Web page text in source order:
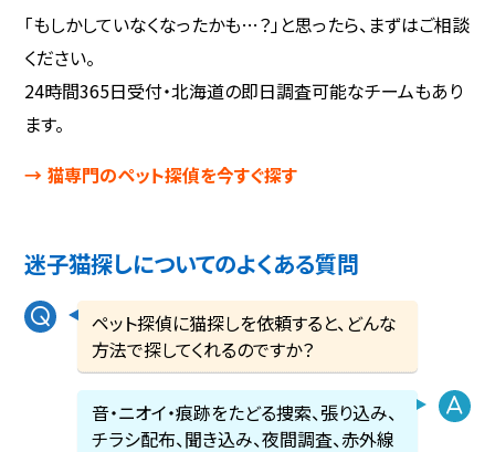
「もしかしていなくなったかも…？」と思ったら、まずはご相談
ください。
24時間365日受付・北海道の即日調査可能なチームもあり
ます。
→ 猫専門のペット探偵を今すぐ探す
迷子猫探しについてのよくある質問
ペット探偵に猫探しを依頼すると、どんな
方法で探してくれるのですか？
音・ニオイ・痕跡をたどる捜索、張り込み、
チラシ配布、聞き込み、夜間調査、赤外線